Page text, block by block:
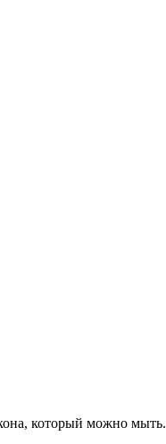
который можно мыть.